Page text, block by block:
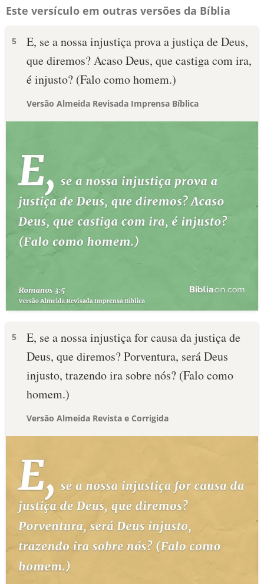
Este versículo em outras versões da Bíblia
5
E, se a nossa injustiça prova a justiça de Deus,
que diremos? Acaso Deus, que castiga com ira,
é injusto? (Falo como homem.)
Versão Almeida Revisada Imprensa Bíblica
5
E, se a nossa injustiça for causa da justiça de
Deus, que diremos? Porventura, será Deus
injusto, trazendo ira sobre nós? (Falo como
homem.)
Versão Almeida Revista e Corrigida